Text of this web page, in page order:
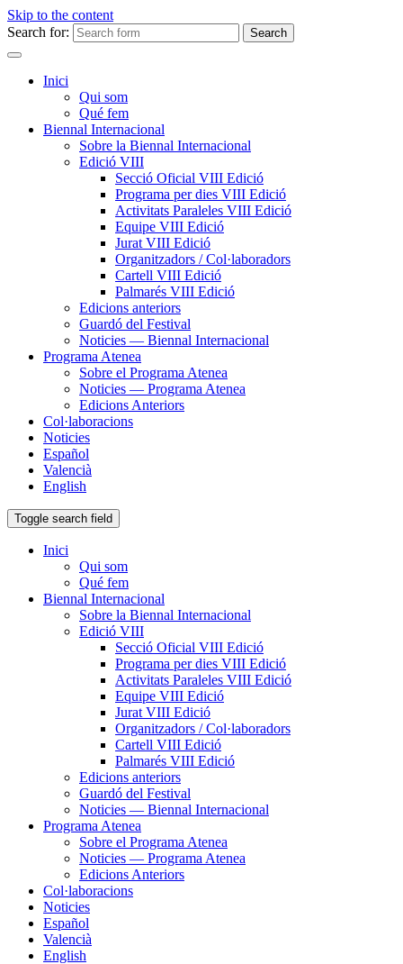
Skip to the content
Search for:
Inici
Qui som
Qué fem
Biennal Internacional
Sobre la Biennal Internacional
Edició VIII
Secció Oficial VIII Edició
Programa per dies VIII Edició
Activitats Paraleles VIII Edició
Equipe VIII Edició
Jurat VIII Edició
Organitzadors / Col·laboradors
Cartell VIII Edició
Palmarés VIII Edició
Edicions anteriors
Guardó del Festival
Noticies — Biennal Internacional
Programa Atenea
Sobre el Programa Atenea
Noticies — Programa Atenea
Edicions Anteriors
Col·laboracions
Noticies
Español
Valencià
English
Toggle search field
Inici
Qui som
Qué fem
Biennal Internacional
Sobre la Biennal Internacional
Edició VIII
Secció Oficial VIII Edició
Programa per dies VIII Edició
Activitats Paraleles VIII Edició
Equipe VIII Edició
Jurat VIII Edició
Organitzadors / Col·laboradors
Cartell VIII Edició
Palmarés VIII Edició
Edicions anteriors
Guardó del Festival
Noticies — Biennal Internacional
Programa Atenea
Sobre el Programa Atenea
Noticies — Programa Atenea
Edicions Anteriors
Col·laboracions
Noticies
Español
Valencià
English